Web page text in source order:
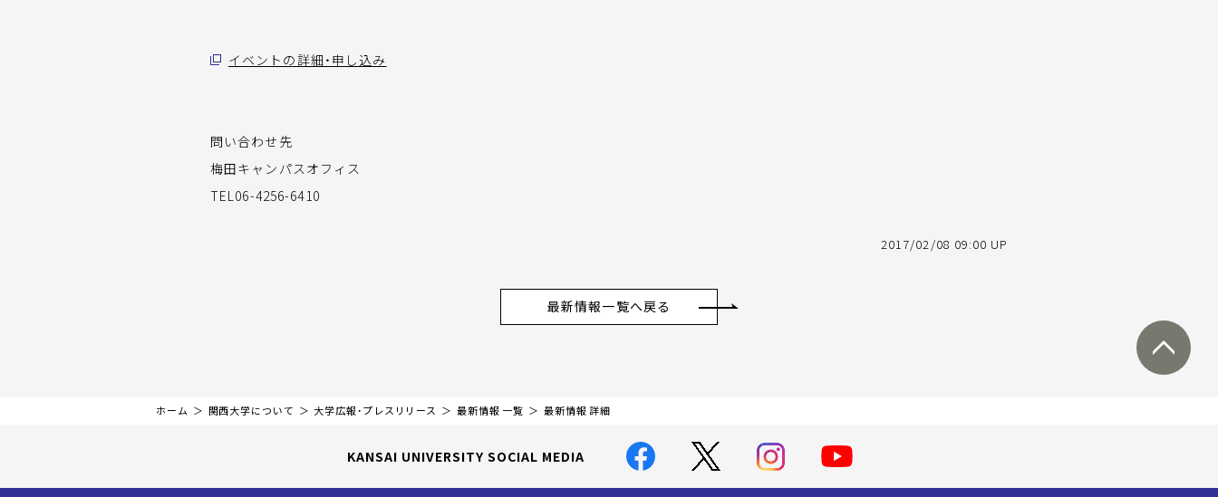
イベントの詳細・申し込み
問い合わせ先
梅田キャンパスオフィス
TEL06-4256-6410
2017/02/08 09:00 UP
最新情報一覧へ戻る
ホーム 関西大学について 大学広報・プレスリリース 最新情報 一覧 最新情報 詳細
KANSAI UNIVERSITY SOCIAL MEDIA